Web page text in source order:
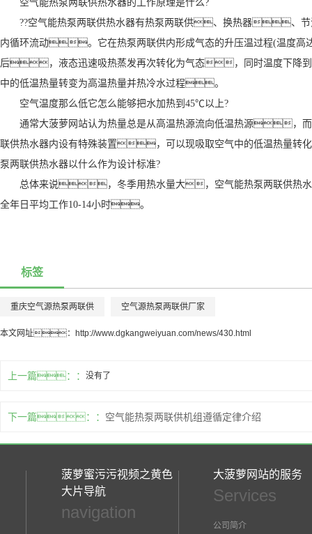
空气能热泵两联供热水器的工作原理是什么?
??空气能热泵两联供热水器有热泵两联供、换热器、
内循环流动。它在热泵两联供内形成气态的升压温过程(温度
后，液态迅速吸热蒸发再次转化为气态，同时温度下降
中的低温热量转变为高温热量并热冷水过程。
空气温度那么低它怎么能够把水加热到45℃以上?
通常大菠萝网站认为热量总是从高温热源流向低温热源，
联供热水器内设有特殊装置，可以现吸取空气中的低温热
泵两联供热水器以什么作为设计标准?
总体来说，冬季用热水量大，空气能热泵两联供热
全年日平均工作10-14小时。
标签
重庆空气源热泵两联供 空气源热泵两联供厂家
本文网址： http://www.dgkangweiyuan.com/news/430.html
上一篇： 没有了
下一篇： 空气能热泵两联供机组遵循定律介绍
菠萝蜜污污视频之黄色
大片导航
navigation
大菠萝网站的服务
Services
公司简介